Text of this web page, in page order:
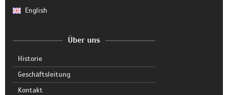
English
Über uns
Historie
Geschäftsleitung
Kontakt